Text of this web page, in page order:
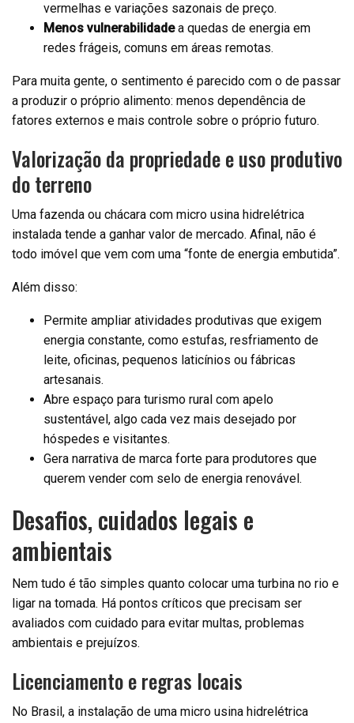
vermelhas e variações sazonais de preço.
Menos vulnerabilidadea quedas de energia em
redes frágeis, comuns em áreas remotas.
Para muita gente, o sentimento é parecido com o de passar
a produzir o próprio alimento: menos dependência de
fatores externos e mais controle sobre o próprio futuro.
Valorização da propriedade e uso produtivo
do terreno
Uma fazenda ou chácara com micro usina hidrelétrica
instalada tende a ganhar valor de mercado. Afinal, não é
todo imóvel que vem com uma “fonte de energia embutida”.
Além disso:
Permite ampliar atividades produtivas que exigem
energia constante, como estufas, resfriamento de
leite, oficinas, pequenos laticínios ou fábricas
artesanais.
Abre espaço para turismo rural com apelo
sustentável, algo cada vez mais desejado por
hóspedes e visitantes.
Gera narrativa de marca forte para produtores que
querem vender com selo de energia renovável.
Desafios, cuidados legais e
ambientais
Nem tudo é tão simples quanto colocar uma turbina no rio e
ligar na tomada. Há pontos críticos que precisam ser
avaliados com cuidado para evitar multas, problemas
ambientais e prejuízos.
Licenciamento e regras locais
No Brasil, a instalação de uma micro usina hidrelétrica